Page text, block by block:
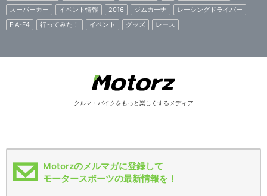
スーパーカー
イベント情報 2016 ジムカーナ
レーシングドライバー
FIA-F4
行ってみた！ イベント グッズ レース
クルマ・バイクをもっと楽しくするメディア
Motorzのメルマガに登録して
モータースポーツの最新情報を！